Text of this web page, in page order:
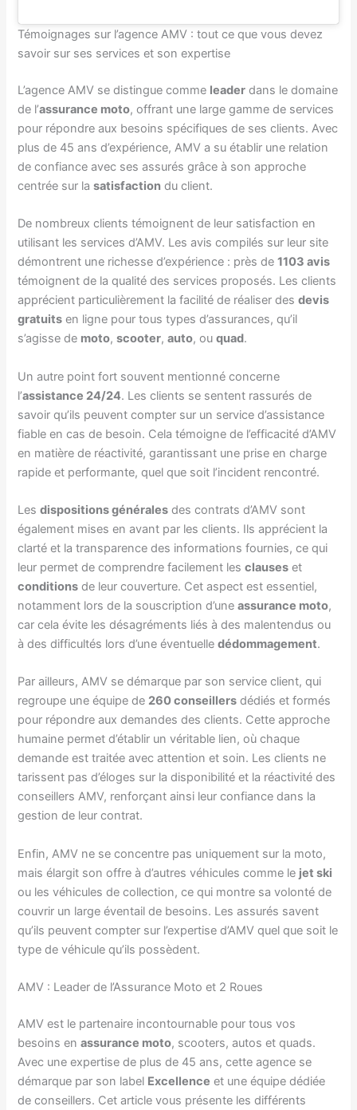
Témoignages sur l’agence AMV : tout ce que vous devez
savoir sur ses services et son expertise
L’agence AMV se distingue comme leader dans le domaine
de l’assurance moto, offrant une large gamme de services
pour répondre aux besoins spécifiques de ses clients. Avec
plus de 45 ans d’expérience, AMV a su établir une relation
de confiance avec ses assurés grâce à son approche
centrée sur lasatisfaction du client.
De nombreux clients témoignent de leur satisfaction en
utilisant les services d’AMV. Les avis compilés sur leur site
démontrent une richesse d’expérience : près de1103 avis
témoignent de la qualité des services proposés. Les clients
apprécient particulièrement la facilité de réaliser desdevis
gratuits en ligne pour tous types d’assurances, qu’il
s’agisse de moto,scooter,auto, ouquad.
Un autre point fort souvent mentionné concerne
l’assistance 24/24. Les clients se sentent rassurés de
savoir qu’ils peuvent compter sur un service d’assistance
fiable en cas de besoin. Cela témoigne de l’efficacité d’AMV
en matière de réactivité, garantissant une prise en charge
rapide et performante, quel que soit l’incident rencontré.
Lesdispositions générales des contrats d’AMV sont
également mises en avant par les clients. Ils apprécient la
clarté et la transparence des informations fournies, ce qui
leur permet de comprendre facilement lesclauses et
conditions de leur couverture. Cet aspect est essentiel,
notamment lors de la souscription d’uneassurance moto,
car cela évite les désagréments liés à des malentendus ou
à des difficultés lors d’une éventuelledédommagement.
Par ailleurs, AMV se démarque par son service client, qui
regroupe une équipe de 260 conseillers dédiés et formés
pour répondre aux demandes des clients. Cette approche
humaine permet d’établir un véritable lien, où chaque
demande est traitée avec attention et soin. Les clients ne
tarissent pas d’éloges sur la disponibilité et la réactivité des
conseillers AMV, renforçant ainsi leur confiance dans la
gestion de leur contrat.
Enfin, AMV ne se concentre pas uniquement sur la moto,
mais élargit son offre à d’autres véhicules comme le jet ski
ou les véhicules de collection, ce qui montre sa volonté de
couvrir un large éventail de besoins. Les assurés savent
qu’ils peuvent compter sur l’expertise d’AMV quel que soit le
type de véhicule qu’ils possèdent.
AMV : Leader de l’Assurance Moto et 2 Roues
AMV est le partenaire incontournable pour tous vos
besoins enassurance moto, scooters, autos et quads.
Avec une expertise de plus de 45 ans, cette agence se
démarque par son label Excellence et une équipe dédiée
de conseillers. Cet article vous présente les différents